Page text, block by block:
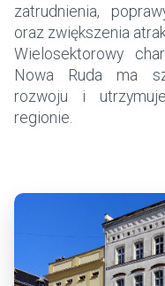
zatrudnienia,
oraz zwiększenia
Wielosektorowy
Nowa Ruda ma
rozwoju i
regionie.